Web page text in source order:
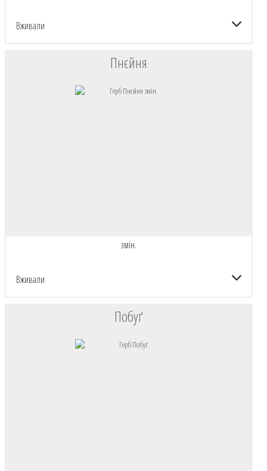
Вживали
Пнєйня
змін.
Вживали
Побуґ